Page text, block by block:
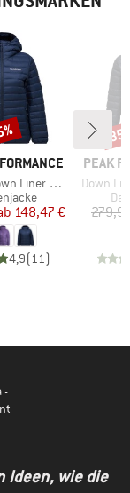
Hood Jacket
Preis
reduzierter Preis
148,47 €
4,9(11)
MARKE
PEAK
Artikel
Down
-
Ideen, wie die